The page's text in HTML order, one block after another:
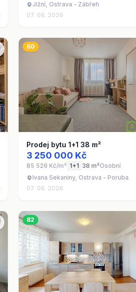
Jižní, Ostrava - Zábřeh
07. 08. 2026
60
Prodej bytu 1+1 38 m²
3 250 000 Kč
85 526 Kč/m² 1+1 38 m²Osobní
Ivana Sekaniny, Ostrava - Poruba
07. 08. 2026
82